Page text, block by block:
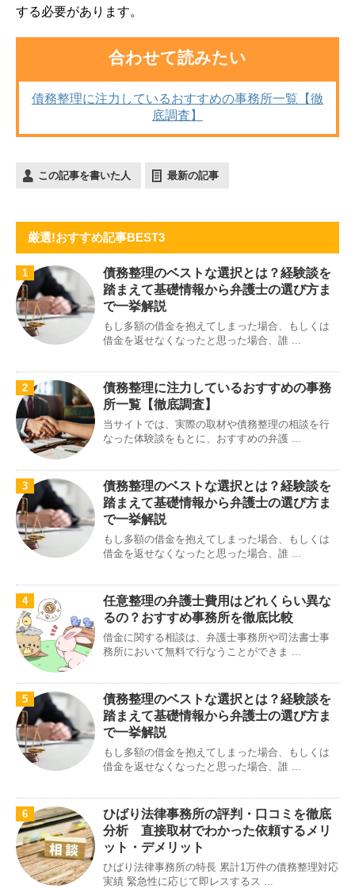
する必要があります。
合わせて読みたい
債務整理に注力しているおすすめの事務所一覧【徹
底調査】
この記事を書いた人 最新の記事
厳選!おすすめ記事BEST3
1
債務整理のベストな選択とは？経験談を
踏まえて基礎情報から弁護士の選び方ま
で一挙解説
もし多額の借金を抱えてしまった場合、もしくは
借金を返せなくなったと思った場合、誰 ...
2
債務整理に注力しているおすすめの事務
所一覧【徹底調査】
当サイトでは、実際の取材や債務整理の相談を行
なった体験談をもとに、おすすめの弁護 ...
3
債務整理のベストな選択とは？経験談を
踏まえて基礎情報から弁護士の選び方ま
で一挙解説
もし多額の借金を抱えてしまった場合、もしくは
借金を返せなくなったと思った場合、誰 ...
4
任意整理の弁護士費用はどれくらい異な
るの？おすすめ事務所を徹底比較
借金に関する相談は、弁護士事務所や司法書士事
務所において無料で行なうことができま ...
5
債務整理のベストな選択とは？経験談を
踏まえて基礎情報から弁護士の選び方ま
で一挙解説
もし多額の借金を抱えてしまった場合、もしくは
借金を返せなくなったと思った場合、誰 ...
6
ひばり法律事務所の評判・口コミを徹底
分析 直接取材でわかった依頼するメリ
ット・デメリット
ひばり法律事務所の特長 累計1万件の債務整理対応
実績 緊急性に応じて即レスするス ...